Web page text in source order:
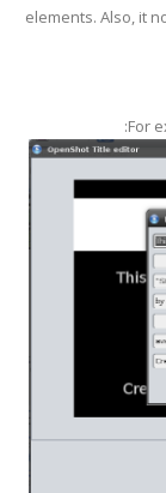
elements. Also, it
For